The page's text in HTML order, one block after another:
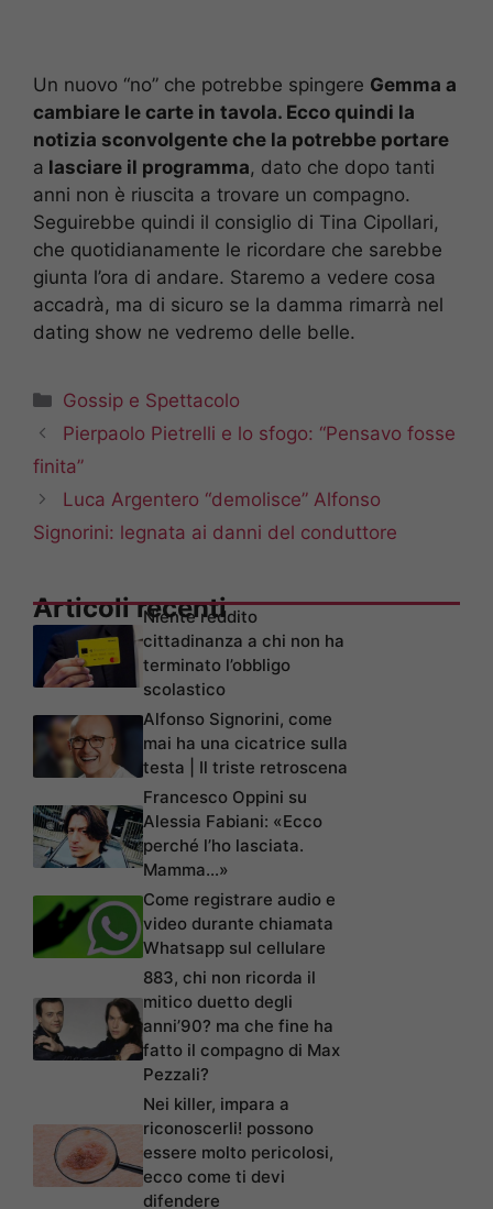
Un nuovo “no” che potrebbe spingere Gemma a
cambiare le carte in tavola. Ecco quindi la
notizia sconvolgente che la potrebbe portare
a lasciare il programma, dato che dopo tanti
anni non è riuscita a trovare un compagno.
Seguirebbe quindi il consiglio di Tina Cipollari,
che quotidianamente le ricordare che sarebbe
giunta l’ora di andare. Staremo a vedere cosa
accadrà, ma di sicuro se la damma rimarrà nel
dating show ne vedremo delle belle.
Categorie
Gossip e Spettacolo
Pierpaolo Pietrelli e lo sfogo: “Pensavo fosse
finita”
Luca Argentero “demolisce” Alfonso
Signorini: legnata ai danni del conduttore
Articoli recenti
Niente reddito
cittadinanza a chi non ha
terminato l’obbligo
scolastico
Alfonso Signorini, come
mai ha una cicatrice sulla
testa | Il triste retroscena
Francesco Oppini su
Alessia Fabiani: «Ecco
perché l’ho lasciata.
Mamma…»
Come registrare audio e
video durante chiamata
Whatsapp sul cellulare
883, chi non ricorda il
mitico duetto degli
anni’90? ma che fine ha
fatto il compagno di Max
Pezzali?
Nei killer, impara a
riconoscerli! possono
essere molto pericolosi,
ecco come ti devi
difendere